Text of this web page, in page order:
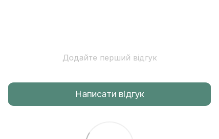
Додайте перший відгук
Написати відгук